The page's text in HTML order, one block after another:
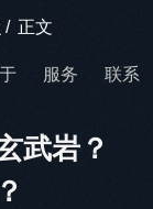
/ 正文
服务 联系
武岩？